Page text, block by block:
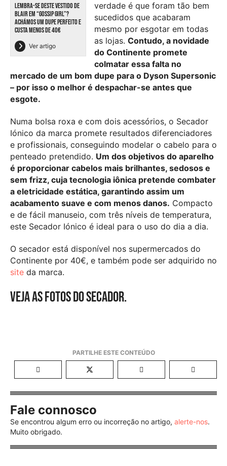
LEMBRA-SE DESTE VESTIDO DE
BLAIR EM “GOSSIP GIRL”?
ACHÁMOS UM DUPE PERFEITO E
CUSTA MENOS DE 40€
Ver artigo
verdade é que foram tão bem
sucedidos que acabaram
mesmo por esgotar em todas
as lojas. Contudo, a novidade
do Continente promete
colmatar essa falta no
mercado de um bom dupe para o Dyson Supersonic
– por isso o melhor é despachar-se antes que
esgote.
Numa bolsa roxa e com dois acessórios, o Secador
Iónico da marca promete resultados diferenciadores
e profissionais, conseguindo modelar o cabelo para o
penteado pretendido. Um dos objetivos do aparelho
é proporcionar cabelos mais brilhantes, sedosos e
sem frizz, cuja tecnologia iônica pretende combater
a eletricidade estática, garantindo assim um
acabamento suave e com menos danos. Compacto
e de fácil manuseio, com três níveis de temperatura,
este Secador Iónico é ideal para o uso do dia a dia.
O secador está disponível nos supermercados do
Continente por 40€, e também pode ser adquirido no
site da marca.
Veja as fotos do secador.
Fale connosco
Se encontrou algum erro ou incorreção no artigo, alerte-nos.
Muito obrigado.